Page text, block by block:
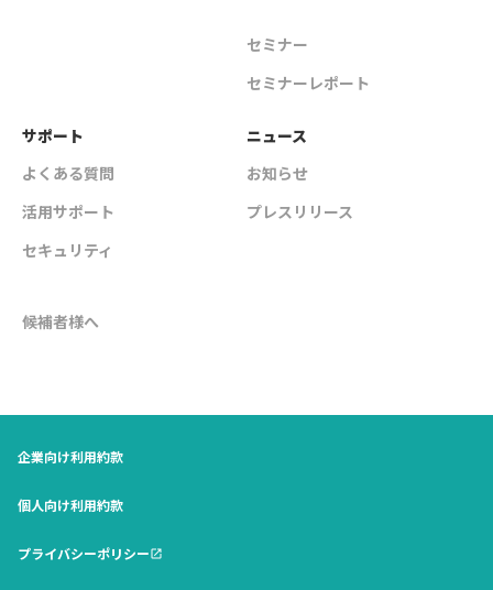
セミナー
セミナーレポート
サポート
よくある質問
活用サポート
セキュリティ
ニュース
お知らせ
プレスリリース
候補者様へ
企業向け利用約款
個人向け利用約款
プライバシーポリシーopen_in_new